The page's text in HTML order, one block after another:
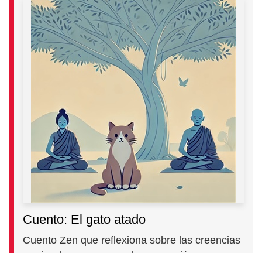
Cuento: El gato atado
Cuento Zen que reflexiona sobre las creencias